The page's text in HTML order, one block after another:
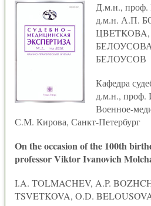
Д.м.н.,
д.м.н. А.П.
БЕЛОУСОВ
Кафедра
д.м.н., проф.
Военное-
С.М. Кирова, Санкт-Петербург
On the occasion of the 100th
professor Viktor Ivanovich
I.A. TOLMACHEV, A.P.
TSVETKOVA, O.D.